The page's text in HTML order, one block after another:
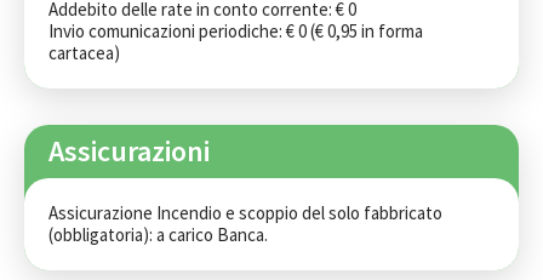
Addebito delle rate in conto corrente: € 0
Invio comunicazioni periodiche: € 0 (€ 0,95 in forma
cartacea)
Assicurazioni
Assicurazione Incendio e scoppio del solo fabbricato
(obbligatoria): a carico Banca.